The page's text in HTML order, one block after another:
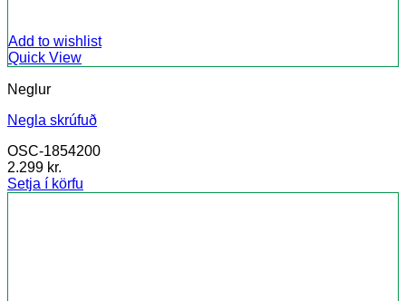
Add to wishlist
Quick View
Neglur
Negla skrúfuð
OSC-1854200
2.299 kr.
Setja í körfu